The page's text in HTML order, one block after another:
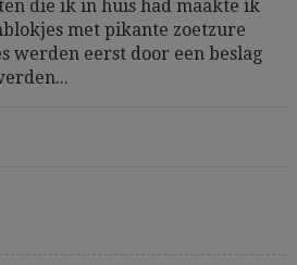
die ik in huis had maakte ik
met pikante zoetzure
werden eerst door een beslag